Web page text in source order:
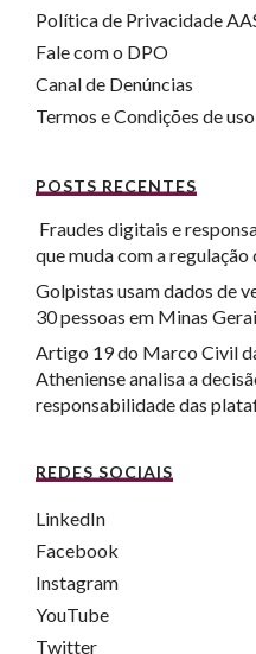
Política de Privacidade
Fale com o DPO
Canal de Denúncias
Termos e Condições de uso
POSTS RECENTES
Fraudes digitais e
que muda com a regulação
Golpistas usam dados de
30 pessoas em Minas
Artigo 19 do Marco Civil
Atheniense analisa a
responsabilidade das
REDES SOCIAIS
LinkedIn
Facebook
Instagram
YouTube
Twitter